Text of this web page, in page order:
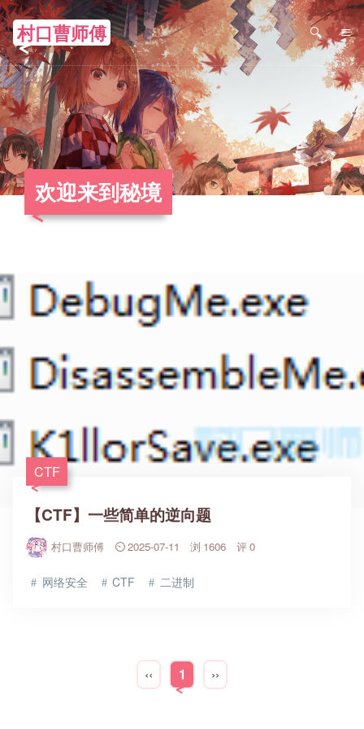
村口曹师傅 ≡
欢迎来到秘境
CTF
【CTF】一些简单的逆向题
村口曹师傅 2025-07-11 1606 0
网络安全 CTF 二进制
‹‹ 1 ››